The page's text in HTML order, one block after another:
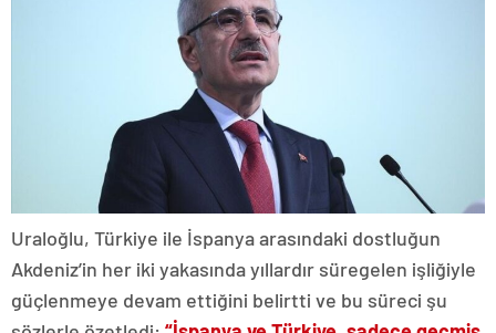
Uraloğlu, Türkiye ile İspanya arasındaki dostluğun
Akdeniz’in her iki yakasında yıllardır süregelen işliğiyle
güçlenmeye devam ettiğini belirtti ve bu süreci şu